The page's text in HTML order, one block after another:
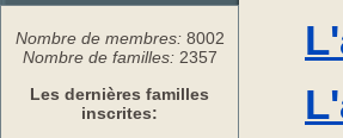
Nombre de membres: 8002
Nombre de familles: 2357
Les dernières familles
inscrites: